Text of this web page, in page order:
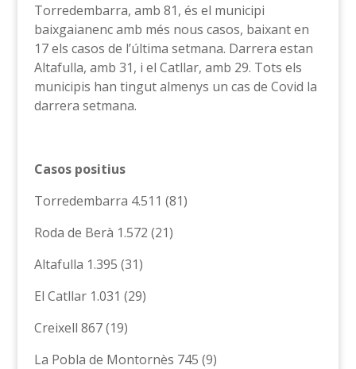
Torredembarra, amb 81, és el municipi
baixgaianenc amb més nous casos, baixant en
17 els casos de l’última setmana. Darrera estan
Altafulla, amb 31, i el Catllar, amb 29. Tots els
municipis han tingut almenys un cas de Covid la
darrera setmana.
Casos positius
Torredembarra 4.511 (81)
Roda de Berà 1.572 (21)
Altafulla 1.395 (31)
El Catllar 1.031 (29)
Creixell 867 (19)
La Pobla de Montornès 745 (9)